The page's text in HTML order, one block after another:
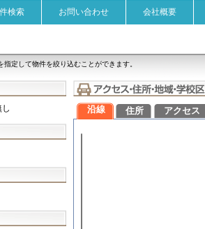
検索 お問い合わせ 会社概要
定して物件を絞り込むことができます。
沿線 住所 アクセス